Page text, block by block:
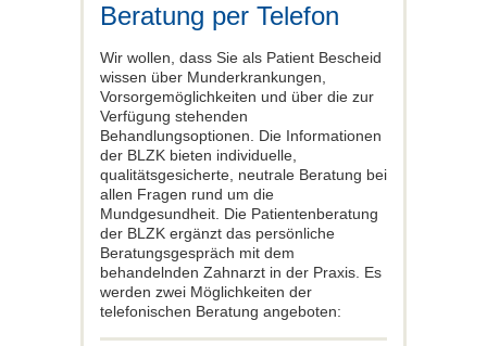
Beratung per Telefon
Wir wollen, dass Sie als Patient Bescheid
wissen über Munderkrankungen,
Vorsorgemöglichkeiten und über die zur
Verfügung stehenden
Behandlungsoptionen. Die Informationen
der BLZK bieten individuelle,
qualitätsgesicherte, neutrale Beratung bei
allen Fragen rund um die
Mundgesundheit. Die Patientenberatung
der BLZK ergänzt das persönliche
Beratungsgespräch mit dem
behandelnden Zahnarzt in der Praxis. Es
werden zwei Möglichkeiten der
telefonischen Beratung angeboten: